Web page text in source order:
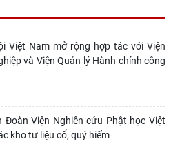
Việt Nam mở rộng hợp tác với Viện
và Viện Quản lý Hành chính công
Viện Nghiên cứu Phật học Việt
kho tư liệu cổ, quý hiếm